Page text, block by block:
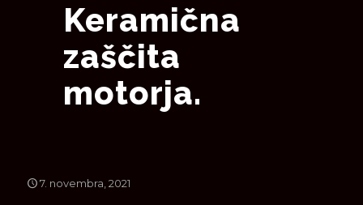
Keramična
zaščita
motorja.
7. novembra, 2021